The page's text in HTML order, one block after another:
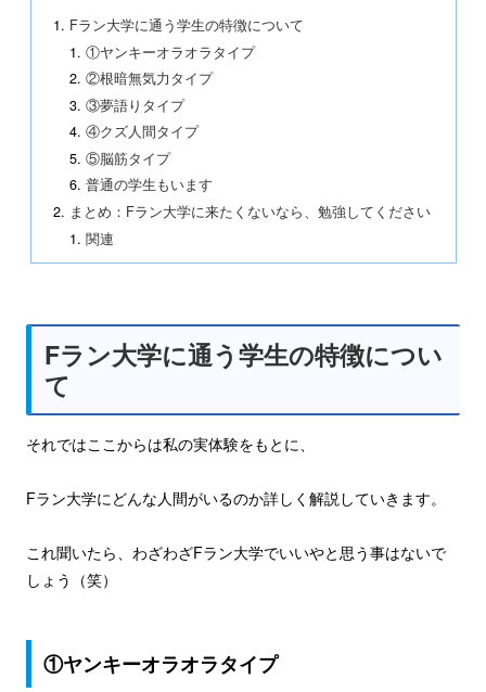
Fラン大学に通う学生の特徴について
①ヤンキーオラオラタイプ
②根暗無気力タイプ
③夢語りタイプ
④クズ人間タイプ
⑤脳筋タイプ
普通の学生もいます
まとめ：Fラン大学に来たくないなら、勉強してください
関連
Fラン大学に通う学生の特徴につい
て
それではここからは私の実体験をもとに、
Fラン大学にどんな人間がいるのか詳しく解説していきます。
これ聞いたら、わざわざFラン大学でいいやと思う事はないで
しょう（笑）
①ヤンキーオラオラタイプ